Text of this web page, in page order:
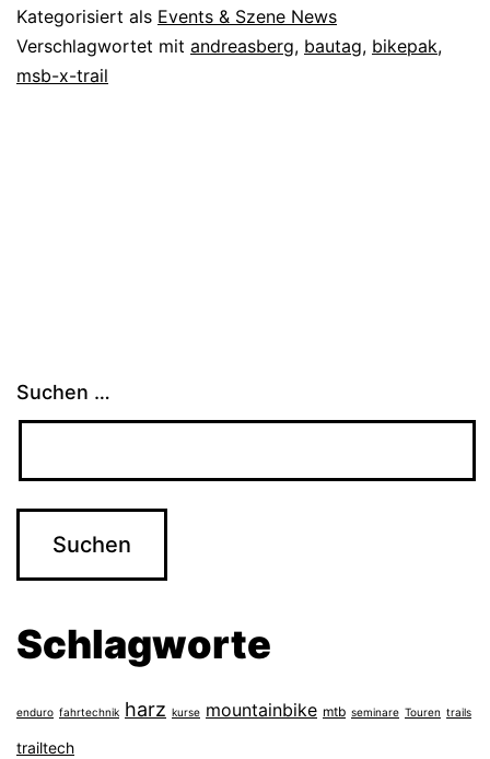
Kategorisiert als Events & Szene News
Verschlagwortet mit andreasberg, bautag, bikepak,
msb-x-trail
Suchen …
Schlagworte
enduro fahrtechnik harz kurse mountainbike mtb seminare Touren trails
trailtech